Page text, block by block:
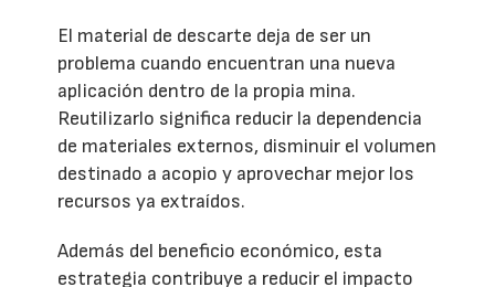
El material de descarte deja de ser un
problema cuando encuentran una nueva
aplicación dentro de la propia mina.
Reutilizarlo significa reducir la dependencia
de materiales externos, disminuir el volumen
destinado a acopio y aprovechar mejor los
recursos ya extraídos.
Además del beneficio económico, esta
estrategia contribuye a reducir el impacto